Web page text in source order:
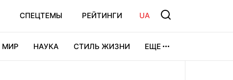
СПЕЦТЕМЫ РЕЙТИНГИ UA
МИР НАУКА СТИЛЬ ЖИЗНИ ЕЩЕ